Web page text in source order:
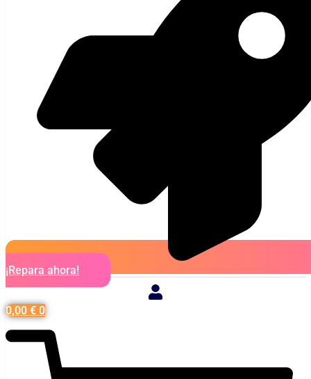
¡Repara ahora!
0,00 € 0